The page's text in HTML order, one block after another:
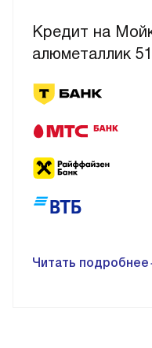
Кредит на
алюметаллик
Читать подробнее